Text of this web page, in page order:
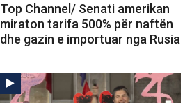
Top Channel/ Senati amerikan
miraton tarifa 500% për naftën
dhe gazin e importuar nga Rusia